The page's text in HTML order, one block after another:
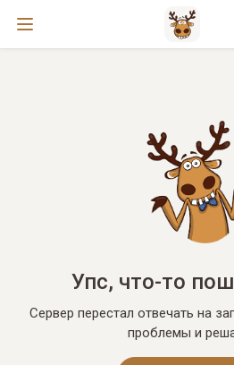
Упс, что-то
Сервер перестал отвечать на
проблемы и